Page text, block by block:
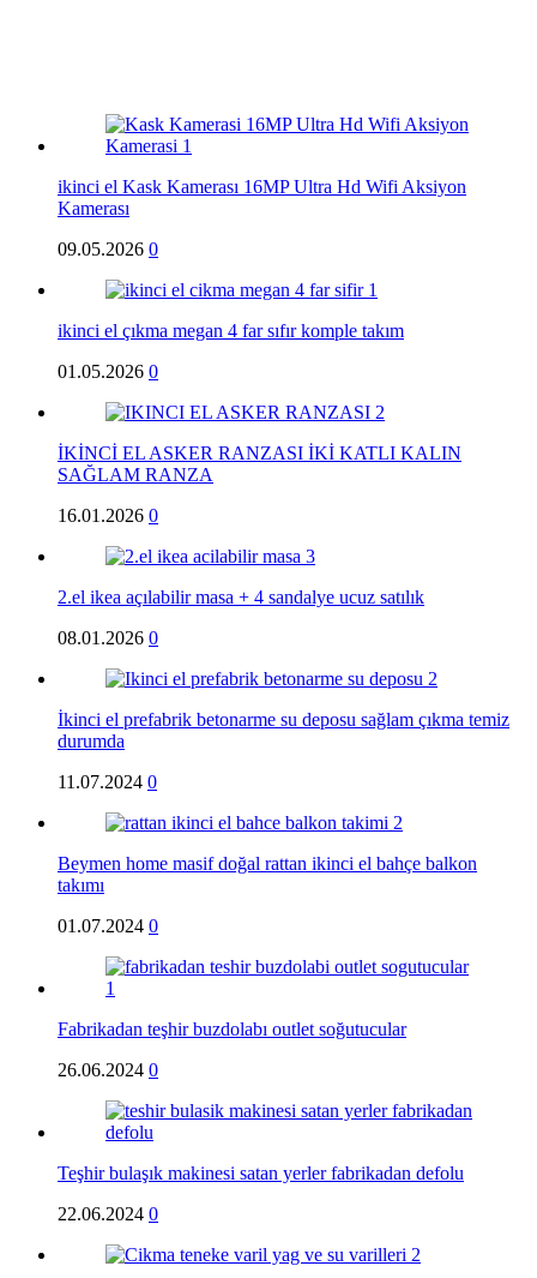
ikinci el Kask Kamerası 16MP Ultra Hd Wifi Aksiyon
Kamerası
09.05.2026 0
ikinci el çıkma megan 4 far sıfır komple takım
01.05.2026 0
İKİNCİ EL ASKER RANZASI İKİ KATLI KALIN
SAĞLAM RANZA
16.01.2026 0
2.el ikea açılabilir masa + 4 sandalye ucuz satılık
08.01.2026 0
İkinci el prefabrik betonarme su deposu sağlam çıkma temiz
durumda
11.07.2024 0
Beymen home masif doğal rattan ikinci el bahçe balkon
takımı
01.07.2024 0
Fabrikadan teşhir buzdolabı outlet soğutucular
26.06.2024 0
Teşhir bulaşık makinesi satan yerler fabrikadan defolu
22.06.2024 0